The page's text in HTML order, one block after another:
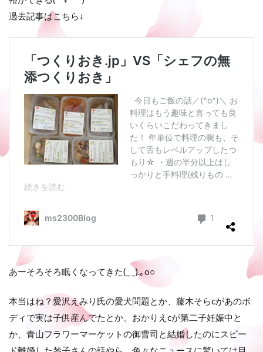
過去記事はこちら↓
あーそろそろ眠くなってきた(_ _).｡o○
本当はね？愛沢えみり氏の愛犬問題とか、藤木そらcがあのボ
ディで実は子供産んでたとか、おかりえcが第二子妊娠中と
か、青山フラワーマーケットの御曹司と結婚したのにスピー